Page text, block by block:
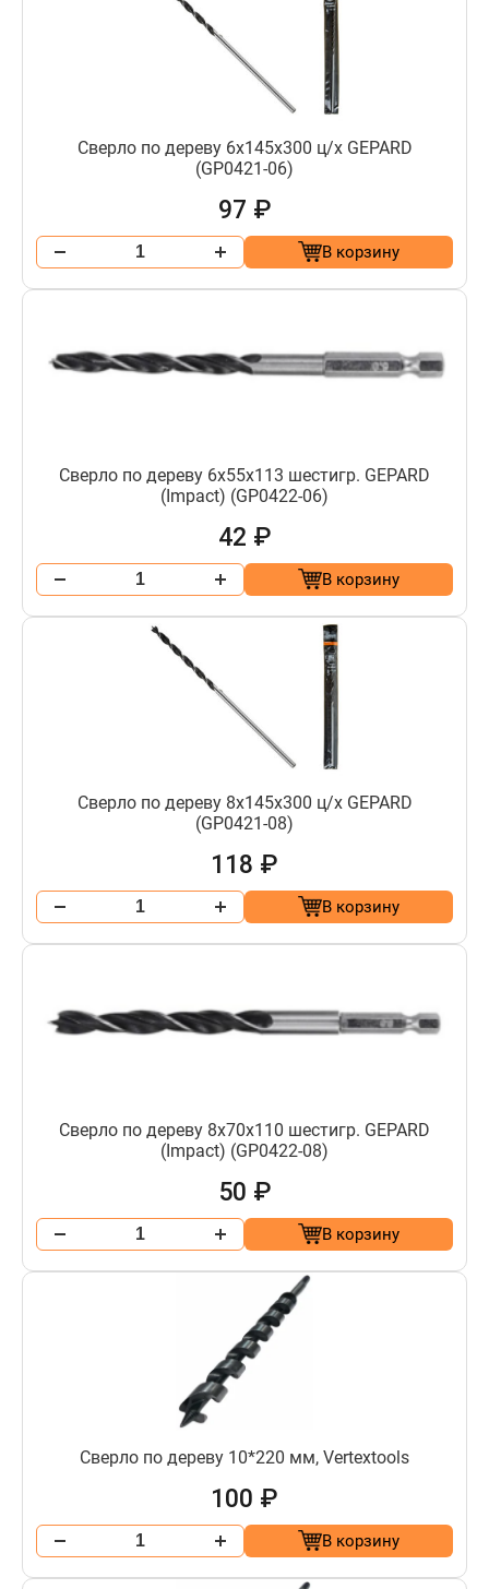
Сверло по дереву 6х145х300 ц/х GEPARD
(GP0421-06)
97 ₽
В корзину
Сверло по дереву 6х55х113 шестигр. GEPARD
(Impact) (GP0422-06)
42 ₽
В корзину
Сверло по дереву 8х145х300 ц/х GEPARD
(GP0421-08)
118 ₽
В корзину
Сверло по дереву 8х70х110 шестигр. GEPARD
(Impact) (GP0422-08)
50 ₽
В корзину
Сверло по дереву 10*220 мм, Vertextools
100 ₽
В корзину